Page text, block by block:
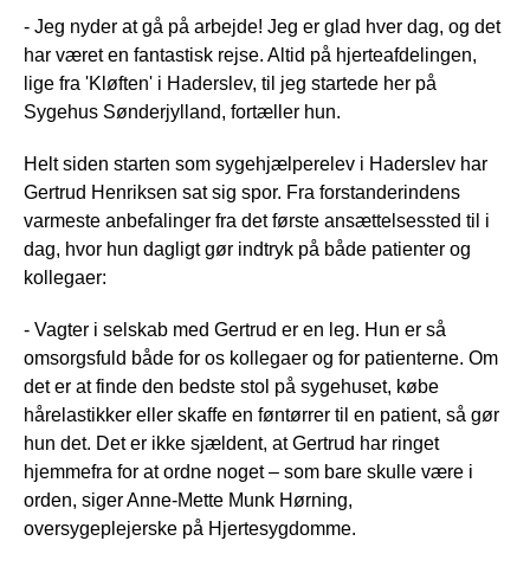
- Jeg nyder at gå på arbejde! Jeg er glad hver dag, og det
har været en fantastisk rejse. Altid på hjerteafdelingen,
lige fra 'Kløften' i Haderslev, til jeg startede her på
Sygehus Sønderjylland, fortæller hun.
Helt siden starten som sygehjælperelev i Haderslev har
Gertrud Henriksen sat sig spor. Fra forstanderindens
varmeste anbefalinger fra det første ansættelsessted til i
dag, hvor hun dagligt gør indtryk på både patienter og
kollegaer:
- Vagter i selskab med Gertrud er en leg. Hun er så
omsorgsfuld både for os kollegaer og for patienterne. Om
det er at finde den bedste stol på sygehuset, købe
hårelastikker eller skaffe en føntørrer til en patient, så gør
hun det. Det er ikke sjældent, at Gertrud har ringet
hjemmefra for at ordne noget – som bare skulle være i
orden, siger Anne-Mette Munk Hørning,
oversygeplejerske på Hjertesygdomme.